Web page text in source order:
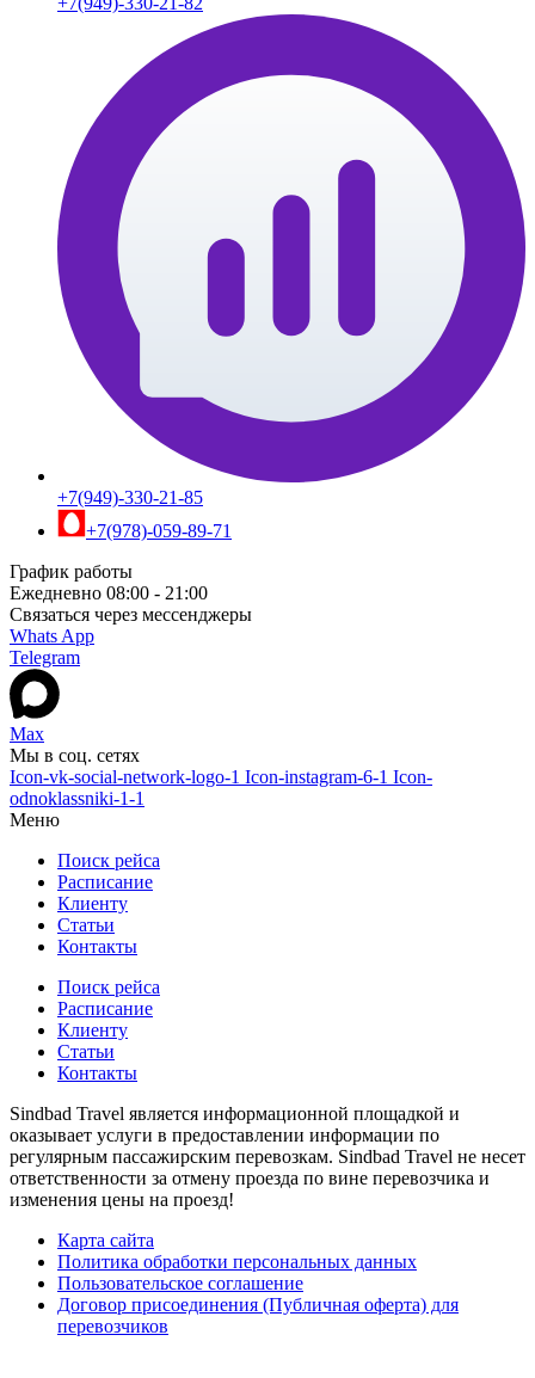
+7(949)-330-21-85
+7(978)-059-89-71
График работы
Ежедневно 08:00 - 21:00
Связаться через мессенджеры
Whats App
Telegram
Max
Мы в соц. сетях
Icon-vk-social-network-logo-1 Icon-instagram-6-1 Icon-
odnoklassniki-1-1
Меню
Поиск рейса
Расписание
Клиенту
Статьи
Контакты
Поиск рейса
Расписание
Клиенту
Статьи
Контакты
Sindbad Travel является информационной площадкой и
оказывает услуги в предоставлении информации по
регулярным пассажирским перевозкам. Sindbad Travel не несет
ответственности за отмену проезда по вине перевозчика и
изменения цены на проезд!
Карта сайта
Политика обработки персональных данных
Пользовательское соглашение
Договор присоединения (Публичная оферта) для
перевозчиков